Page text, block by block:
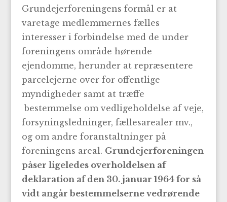
Grundejerforeningens formål er at
varetage medlemmernes fælles
interesser i forbindelse med de under
foreningens område hørende
ejendomme, herunder at repræsentere
parcelejerne over for offentlige
myndigheder samt at træffe
bestemmelse om vedligeholdelse af veje,
forsyningsledninger, fællesarealer mv.,
og om andre foranstaltninger på
foreningens areal. Grundejerforeningen
påser ligeledes overholdelsen af
deklaration af den 30. januar 1964 for så
vidt angår bestemmelserne vedrørende